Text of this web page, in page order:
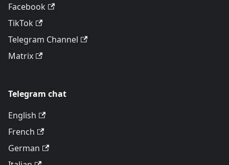
Facebook
TikTok
Telegram Channel
Matrix
Telegram chat
English
French
German